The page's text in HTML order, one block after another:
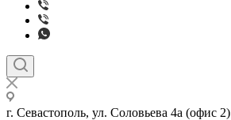
г. Севастополь, ул. Соловьева 4а (офис 2)